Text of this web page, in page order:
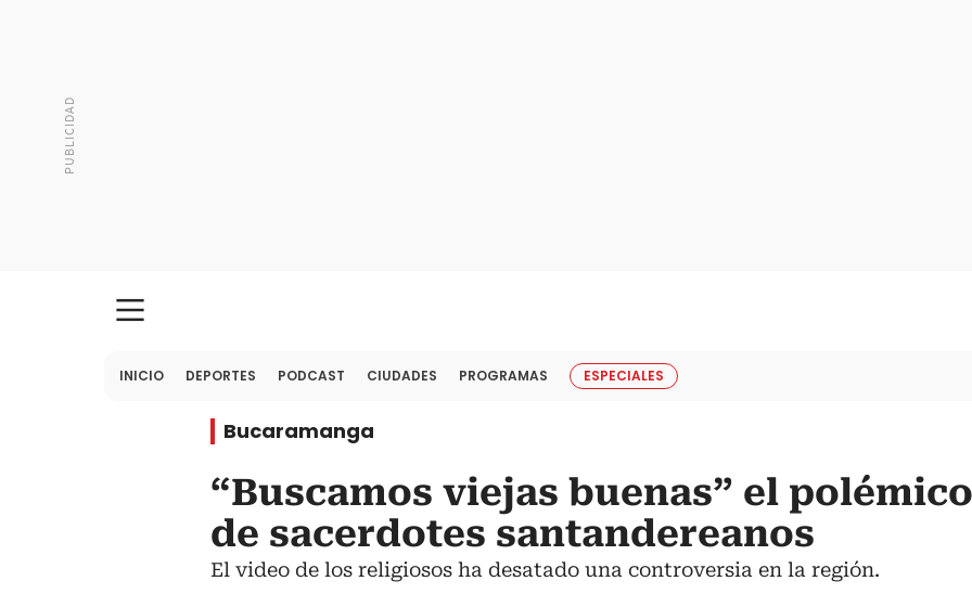
INICIO DEPORTES PODCAST CIUDADES PROGRAMAS ESPECIALES
Bucaramanga
“Buscamos viejas buenas” el
de sacerdotes santandereanos
El video de los religiosos ha desatado una controversia en la región.